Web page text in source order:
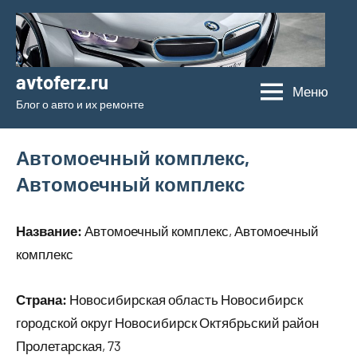
Перейти
содержимому
avtoferz.ru
Блог о авто и их ремонте
Меню
Автомоечный комплекс,
Автомоечный комплекс
Название: Автомоечный комплекс, Автомоечный
комплекс
Страна: Новосибирская область Новосибирск
городской округ Новосибирск Октябрьский район
Пролетарская, 73